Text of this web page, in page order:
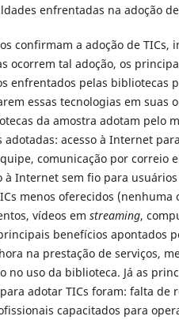
enfrentadas na adoção
confirmam a adoção de TICs,
ocorrem tal adoção, os
enfrentados pelas bibliotecas
essas tecnologias em suas
da amostra adotam pelo
adotadas: acesso à Internet
comunicação por correio
à Internet sem fio para
menos oferecidos (nenhuma
vídeos em streaming,
benefícios apontados
na prestação de serviços,
no uso da biblioteca. Já as
adotar TICs foram: falta de
capacitados para